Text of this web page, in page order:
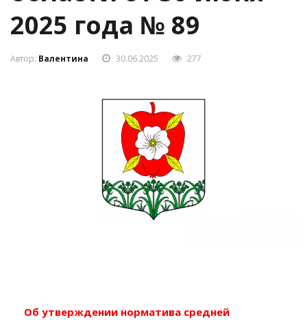
2025 года № 89
Автор: Валентина 30.06.2025 277
Об утверждении норматива средней